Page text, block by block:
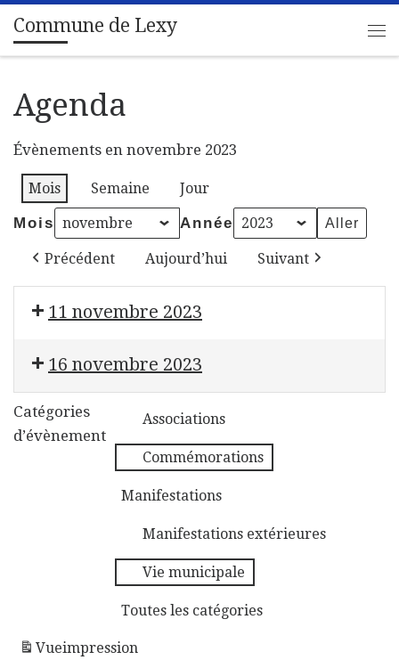
Passer au contenu
Commune de Lexy
Agenda
Évènements en novembre 2023
Mois Semaine Jour
Mois Année
Précédent Aujourd’hui Suivant
11 novembre 2023
16 novembre 2023
Catégories
d’évènement
Associations
Commémorations
Manifestations
Manifestations extérieures
Vie municipale
Toutes les catégories
Vueimpression